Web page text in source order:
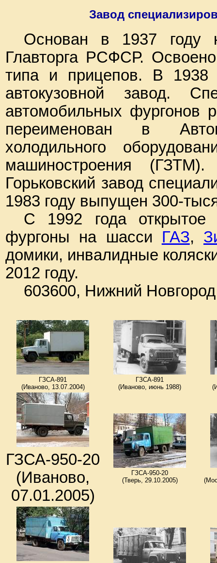
Завод
Основан в 1937 году
Главторга РСФСР. Освоено
типа и прицепов. В 1938
автокузовной завод.
автомобильных фургонов
переименован в
холодильного
машиностроения
Горьковский завод
1983 году выпущен 300-
С 1992 года открытое
фургоны на шасси ГАЗ,
домики, инвалидные
2012 году.
603600, Нижний
ГЗСА-891
(Иваново, 13.07.2004)
ГЗСА-891
(Иваново, июнь 1988)
ГЗСА-950-20
(Иваново,
07.01.2005)
ГЗСА-950-20
(Тверь, 29.10.2005)